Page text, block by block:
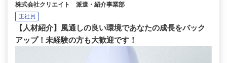
株式会社クリエイト 派遣・紹介事業部
正社員
【人材紹介】風通しの良い環境であなたの成長をバック
アップ！未経験の方も大歓迎です！